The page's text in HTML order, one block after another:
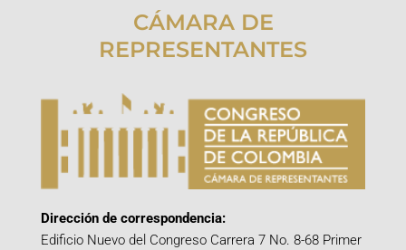
CÁMARA DE
REPRESENTANTES
Dirección de correspondencia:
Edificio Nuevo del Congreso Carrera 7 No. 8-68 Primer